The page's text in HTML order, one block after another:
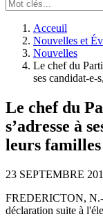
Acceuil
Nouvelles et
Nouvelles
Le chef du
ses candidat-e-
Le chef du
s’adresse à
leurs familles
23 SEPTEMBRE
FREDERICTON, N.-
déclaration suite à